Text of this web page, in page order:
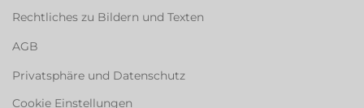
Rechtliches zu Bildern und Texten
AGB
Privatsphäre und Datenschutz
Cookie Einstellungen